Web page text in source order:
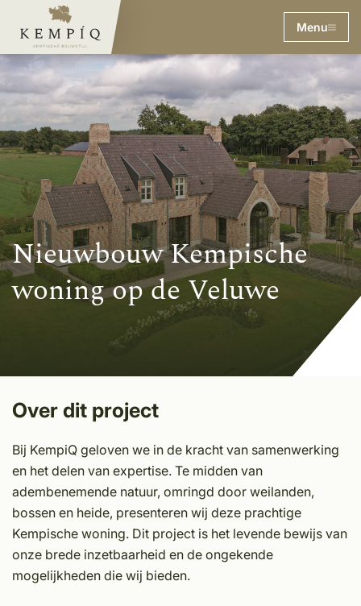
Menu
Nieuwbouw Kempische
woning op de Veluwe
Over dit project
Bij KempiQ geloven we in de kracht van samenwerking
en het delen van expertise. Te midden van
adembenemende natuur, omringd door weilanden,
bossen en heide, presenteren wij deze prachtige
Kempische woning. Dit project is het levende bewijs van
onze brede inzetbaarheid en de ongekende
mogelijkheden die wij bieden.